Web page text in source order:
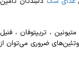
، تریپتوفان ، فنیل
ضروری می‌توان از